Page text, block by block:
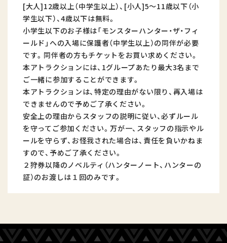
[大人]12歳以上（中学生以上）、[小人]5～11歳以下（小
学生以下）、4歳以下は無料。
小学生以下のお子様は「モンスターハンター・ザ・フィ
ールド」への入場に保護者（中学生以上）の同伴が必要
です。同伴者の方もチケットをお買い求めください。
本アトラクションには、1グループあたり最大3名まで
ご一緒に参加することができます。
本アトラクションは、特定の理由がない限り、再入場は
できませんので予めご了承ください。
安全上の理由からスタッフの説明に従い、必ずルール
を守ってご参加ください。万が一、スタッフの指示やル
ールを守らず、お怪我された場合は、責任を負いかねま
すので、予めご了承ください。
２狩券以降のノベルティ（ハンターノート、ハンターの
証）のお渡しは１回のみです。